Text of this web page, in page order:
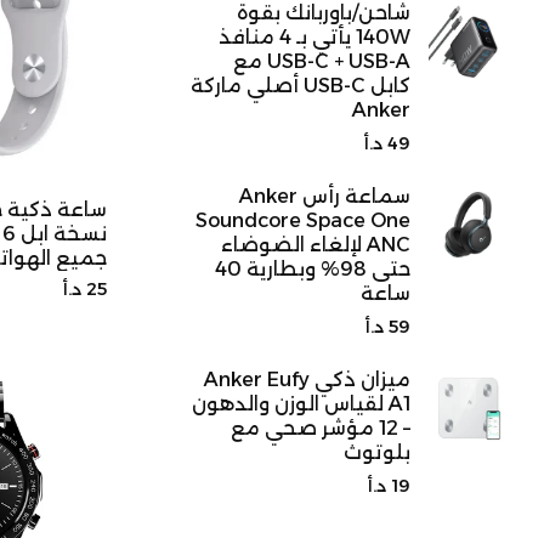
شاحن/باوربانك بقوة
140W يأتي بـ 4 منافذ
USB-C + USB-A مع
كابل USB-C أصلي ماركة
Anker
السعر
49 د.أ
سماعة رأس Anker
Soundcore Space One
ANC لإلغاء الضوضاء
حتى 98% وبطارية 40
ساعة
السعر
59 د.أ
ميزان ذكي Anker Eufy
A1 لقياس الوزن والدهون
– 12 مؤشر صحي مع
بلوتوث
السعر
19 د.أ
جميع
السعر
25 د.أ